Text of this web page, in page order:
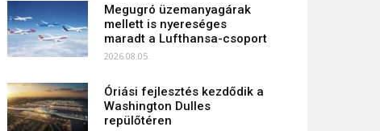
Megugró üzemanyagárak
mellett is nyereséges
maradt a Lufthansa-csoport
2026.08.05.
Óriási fejlesztés kezdődik a
Washington Dulles
repülőtéren